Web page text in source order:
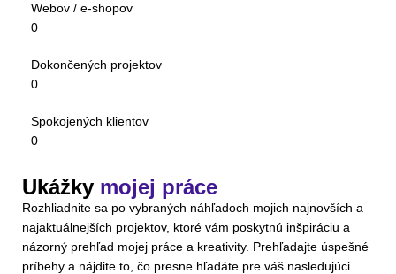
Webov / e-shopov
0
Dokončených projektov
0
Spokojených klientov
0
Ukážky mojej práce
Rozhliadnite sa po vybraných náhľadoch mojich najnovších a
najaktuálnejších projektov, ktoré vám poskytnú inšpiráciu a
názorný prehľad mojej práce a kreativity. Prehľadajte úspešné
príbehy a nájdite to, čo presne hľadáte pre váš nasledujúci